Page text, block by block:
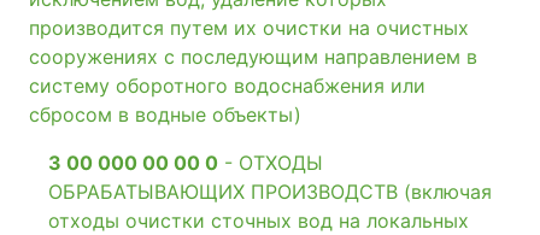
производится путем их очистки на очистных
сооружениях с последующим направлением в
систему оборотного водоснабжения или
сбросом в водные объекты)
3 00 000 00 00 0 - ОТХОДЫ
ОБРАБАТЫВАЮЩИХ ПРОИЗВОДСТВ (включая
отходы очистки сточных вод на локальных